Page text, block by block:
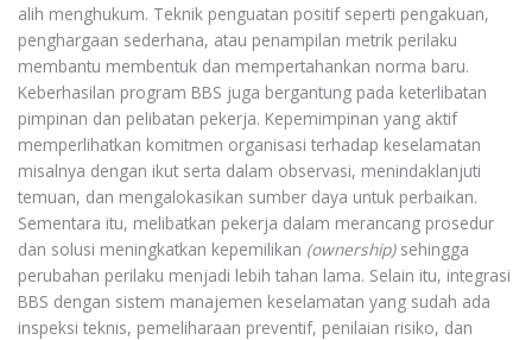
alih menghukum. Teknik penguatan positif seperti pengakuan,
penghargaan sederhana, atau penampilan metrik perilaku
membantu membentuk dan mempertahankan norma baru.
Keberhasilan program BBS juga bergantung pada keterlibatan
pimpinan dan pelibatan pekerja. Kepemimpinan yang aktif
memperlihatkan komitmen organisasi terhadap keselamatan
misalnya dengan ikut serta dalam observasi, menindaklanjuti
temuan, dan mengalokasikan sumber daya untuk perbaikan.
Sementara itu, melibatkan pekerja dalam merancang prosedur
dan solusi meningkatkan kepemilikan (ownership)sehingga
perubahan perilaku menjadi lebih tahan lama. Selain itu, integrasi
BBS dengan sistem manajemen keselamatan yang sudah ada
inspeksi teknis, pemeliharaan preventif, penilaian risiko, dan